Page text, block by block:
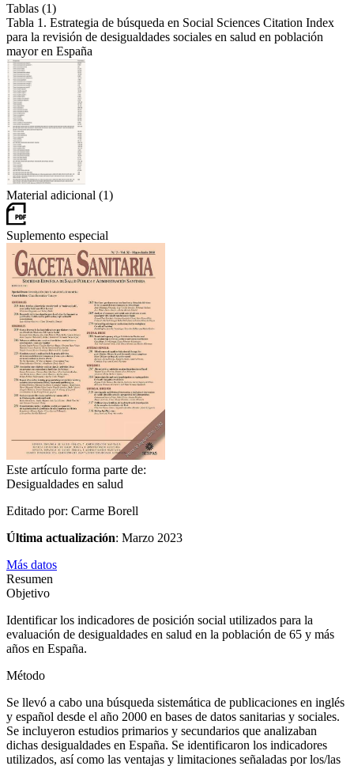
Tablas (1)
Tabla 1. Estrategia de búsqueda en Social Sciences Citation Index
para la revisión de desigualdades sociales en salud en población
mayor en España
Material adicional (1)
Suplemento especial
Este artículo forma parte de:
Desigualdades en salud
Editado por: Carme Borell
Última actualización: Marzo 2023
Más datos
Resumen
Objetivo
Identificar los indicadores de posición social utilizados para la
evaluación de desigualdades en salud en la población de 65 y más
años en España.
Método
Se llevó a cabo una búsqueda sistemática de publicaciones en inglés
y español desde el año 2000 en bases de datos sanitarias y sociales.
Se incluyeron estudios primarios y secundarios que analizaban
dichas desigualdades en España. Se identificaron los indicadores
utilizados, así como las ventajas y limitaciones señaladas por los/las